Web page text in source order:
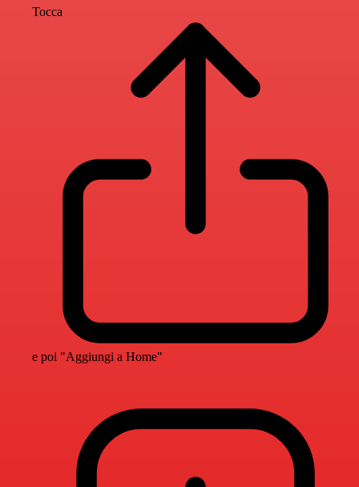
Tocca
e poi "Aggiungi a Home"